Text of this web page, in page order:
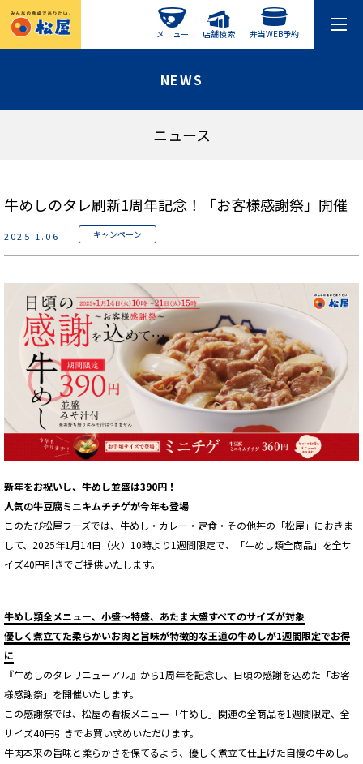
弁当WEB予約
店舗検索
メニュー
NEWS
ニュース
2025.1.06 キャンペーン
牛めしのタレ刷新1周年記念！「お客様感謝祭」開催
新年をお祝いし、牛めし並盛は390円！
人気の牛豆腐ミニキムチチゲが今年も登場
このたび松屋フーズでは、牛めし・カレー・定食・その他丼の「松屋」におきま
して、2025年1月14日（火）10時より1週間限定で、「牛めし類全商品」を全サ
イズ40円引きでご提供いたします。
牛めし類全メニュー、小盛～特盛、あたま大盛すべてのサイズが対象
優しく煮立てた柔らかいお肉と旨味が特徴的な王道の牛めしが1週間限定でお得
に
『牛めしのタレリニューアル』から1周年を記念し、日頃の感謝を込めた「お客
様感謝祭」を開催いたします。
この感謝祭では、松屋の看板メニュー「牛めし」関連の全商品を1週間限定、全
サイズ40円引きでお買い求めいただけます。
牛肉本来の旨味と柔らかさを保てるよう、優しく煮立て仕上げた自慢の牛めし。